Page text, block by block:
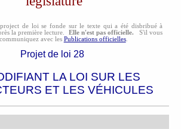
de loi se fonde sur le texte qui a été disbribué à
la première lecture. Elle n'est pas officielle. S'il vous
avec les Publications officielles.
Projet de loi 28
LA LOI SUR LES
ET LES VÉHICULES